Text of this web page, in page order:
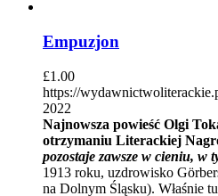
Empuzjon
£1.00
https://
2022
Najnowsza powieść Olgi
otrzymaniu Literackiej
pozostaje zawsze w cieniu, w
1913 roku, uzdrowisko
na Dolnym Śląsku). Właśnie